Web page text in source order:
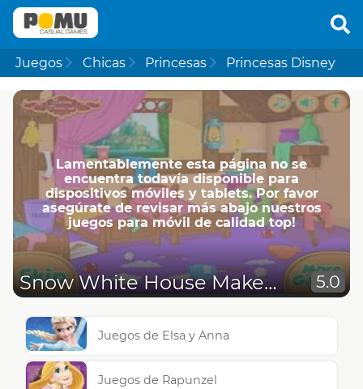
Juegos Chicas Princesas Princesas Disney
Lamentablemente esta página no se
encuentra todavía disponible para
dispositivos móviles y tablets. Por favor
asegúrate de revisar más abajo nuestros
juegos para móvil de calidad top!
Snow White House Makeover 5.0
Juegos de Elsa y Anna
Juegos de Rapunzel